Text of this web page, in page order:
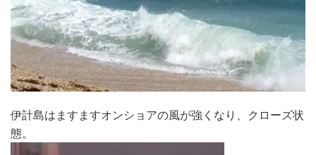
伊計島はますますオンショアの風が強くなり、クローズ状
態。